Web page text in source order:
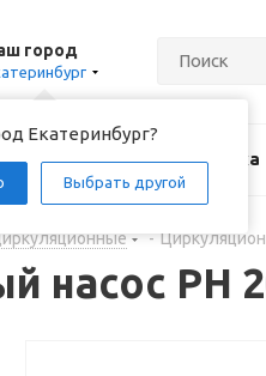
город
Екатеринбург?
Выбрать другой
Акции Доставка
-
насос PH